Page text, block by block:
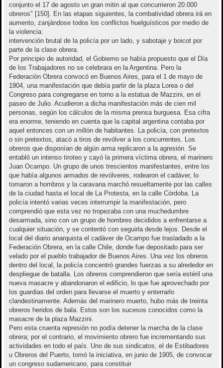
conjunto el 17 de agosto un gran mitin al que concurrieron 20.000
obreros" [150]. En las etapas siguientes, la combatividad obrera irá en
aumento, zanjándose todos los conflictos huelguísticos por medio de
la violencia:
intervención brutal de la policía por un lado, y sabotaje y boicot por
parte de la clase obrera.
Por principio de autoridad, el Gobierno se había propuesto que el Día
de los Trabajadores no se celebrara en la Argentina. Pero la
Federación Obrera convocó en Buenos Aires, para el 1 de mayo de
1904, una manifestación que debía partir de la plaza Lorea o del
Congreso para congregarse en torno a la estatua de Mazzini, en el
paseo de Julio. Acudieron a dicha manifestación más de cien mil
personas, según los cálculos de la misma prensa burguesa. Esa cifra
era enorme, teniendo en cuenta que la capital argentina contaba por
aquel entonces con un millón de habitantes. La policía, con pretextos
o sin pretextos, atacó a tiros de revólver a los concurrentes. Los
obreros que disponían de algún arma replicaron a la agresión. Se
entabló un intenso tiroteo y cayó la primera víctima obrera, el marinero
Juan Ocampo. Un grupo de unos trescientos manifestantes, entre los
que había algunos armados de revólveres, rodearon el cadáver, lo
tomaron a hombros y la caravana marchó resueltamente por las calles
de la ciudad hasta el local de La Protesta, en la calle Córdoba. La
policía intentó varias veces interrumpir la manifestación, pero
comprendió que esta vez no tropezaba con una muchedumbre
desarmada, sino con un grupo de hombres decididos a enfrentarse a
cualquier situación, y se contentó con seguirla desde lejos. Desde el
local del diario anarquista el cadáver de Ocampo fue trasladado a la
Federación Obrera, en la calle Chile, donde fue depositado para ser
velado por el pueblo trabajador de Buenos Aires. Una vez los obreros
dentro del local, la policía concentró grandes fuerzas a su alrededor en
despliegue de batalla. Los obreros comprendieron que sería estéril una
nueva masacre y abandonaron el edificio, lo que fue aprovechado por
los guardias del orden para llevarse el muerto y enterrarlo
clandestinamente. Además del marinero muerto, hubo más de treinta
obreros heridos de bala. Estos son los sucesos conocidos como la
masacre de la plaza Mazzini.
Pero esta cruenta represión no podía detener la marcha de la clase
obrera; por el contrario, el movimiento obrero fue incrementando sus
actividades en todo el país. Uno de sus sindicatos, el de Estibadores
u Obreros del Puerto, tomó la iniciativa, en junio de 1905, de convocar
un congreso sudamericano, para constituir